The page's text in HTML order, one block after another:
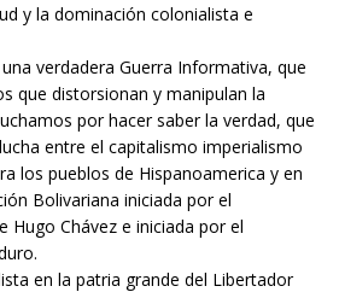
y la dominación colonialista e
verdadera Guerra Informativa, que
que distorsionan y manipulan la
por hacer saber la verdad, que
entre el capitalismo imperialismo
los pueblos de Hispanoamerica y en
Bolivariana iniciada por el
Hugo Chávez e iniciada por el
en la patria grande del Libertador